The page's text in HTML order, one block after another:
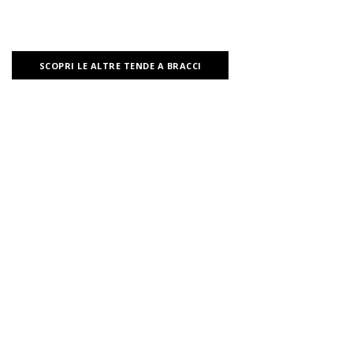
SCOPRI LE ALTRE TENDE A BRACCI